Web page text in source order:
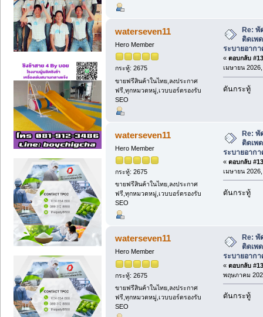
waterseven11
Hero Member
กระทู้: 2675
ขายฟรีสินค้าในไทย,ลงประกาศ
ฟรี,ทุกหมวดหมู่,เวบบอร์ดรองรับ
SEO
Re:
ติดเพ
ระบายอาก
« ตอบกลับ
เมษายน
ดันกระทู้
waterseven11
Hero Member
กระทู้: 2675
ขายฟรีสินค้าในไทย,ลงประกาศ
ฟรี,ทุกหมวดหมู่,เวบบอร์ดรองรับ
SEO
Re: พั
ติดเพ
ระบายอาก
« ตอบกลับ
เมษายน
ดันกระทู้
waterseven11
Hero Member
กระทู้: 2675
ขายฟรีสินค้าในไทย,ลงประกาศ
ฟรี,ทุกหมวดหมู่,เวบบอร์ดรองรับ
SEO
Re: พั
ติดเพ
ระบายอาก
« ตอบกลับ
พฤษภาคม
ดันกระทู้